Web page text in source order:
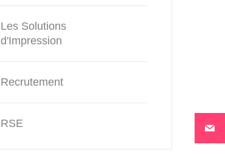
Les Solutions
d'Impression
Recrutement
RSE